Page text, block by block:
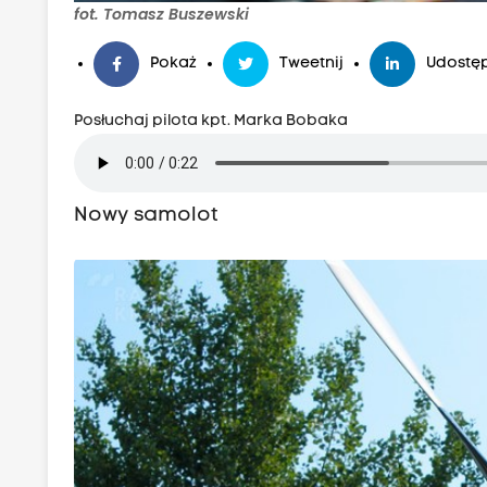
fot. Tomasz Buszewski
Pokaż Tweetnij
Posłuchaj pilota kpt. Marka Bobaka
Nowy samolot